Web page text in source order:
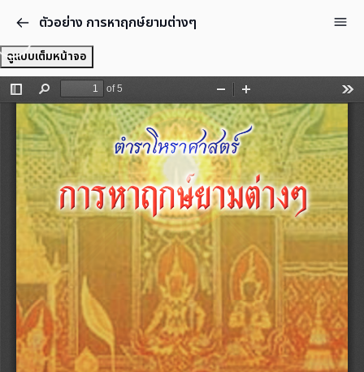
ตัวอย่าง การหาฤกษ์ยามต่างๆ
ดูแบบเต็มหน้าจอ